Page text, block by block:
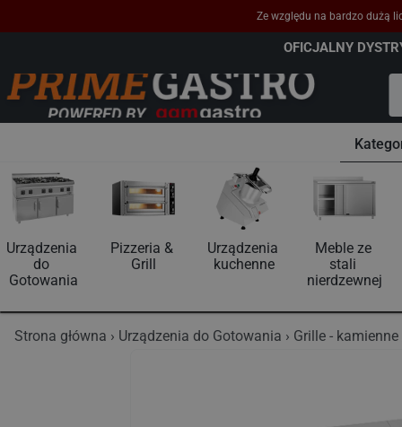
Ze względu na bardzo dużą
OFICJALNY
Urządzenia
do
Gotowania
Pizzeria &
Grill
Urządzenia
kuchenne
Meble ze
stali
nierdzewnej
Strona główna Urządzenia do Gotowania Grille -